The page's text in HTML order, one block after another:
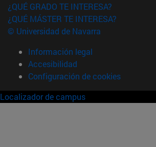
¿QUÉ GRADO TE INTERESA?
¿QUÉ MÁSTER TE INTERESA?
© Universidad de Navarra
Información legal
Accesibilidad
Configuración de cookies
Localizador de campus